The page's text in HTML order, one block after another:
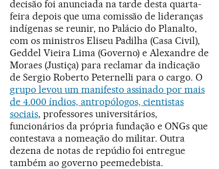
decisão foi anunciada na tarde desta quarta-
feira depois que uma comissão de lideranças
indígenas se reunir, no Palácio do Planalto,
com os ministros Eliseu Padilha (Casa Civil),
Geddel Vieira Lima (Governo) e Alexandre de
Moraes (Justiça) para reclamar da indicação
de Sergio Roberto Peternelli para o cargo. O
grupo levou um manifesto assinado por mais
de 4.000 índios, antropólogos, cientistas
sociais, professores universitários,
funcionários da própria fundação e ONGs que
contestava a nomeação do militar. Outra
dezena de notas de repúdio foi entregue
também ao governo peemedebista.